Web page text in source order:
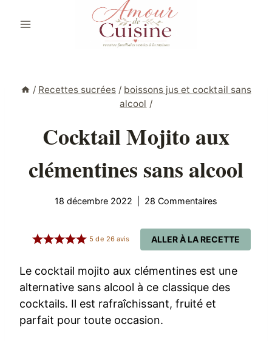
/ Recettes sucrées / boissons jus et cocktail sans
alcool /
Cocktail Mojito aux
clémentines sans alcool
18 décembre 2022 28 Commentaires
ALLER À LA RECETTE
5 de 26avis
Le cocktail mojito aux clémentines est une
alternative sans alcool à ce classique des
cocktails. Il est rafraîchissant, fruité et
parfait pour toute occasion.